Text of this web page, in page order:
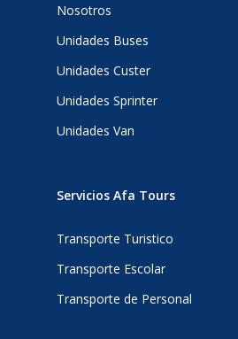
Nosotros
Unidades Buses
Unidades Custer
Unidades Sprinter
Unidades Van
Servicios Afa Tours
Transporte Turistico
Transporte Escolar
Transporte de Personal